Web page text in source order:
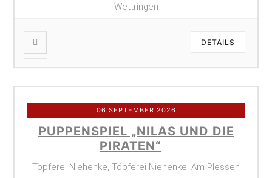
Wettringen
DETAILS
06 SEPTEMBER 2026
PUPPENSPIEL „NILAS UND DIE
PIRATEN“
Töpferei Niehenke, Töpferei Niehenke, Am Plessen